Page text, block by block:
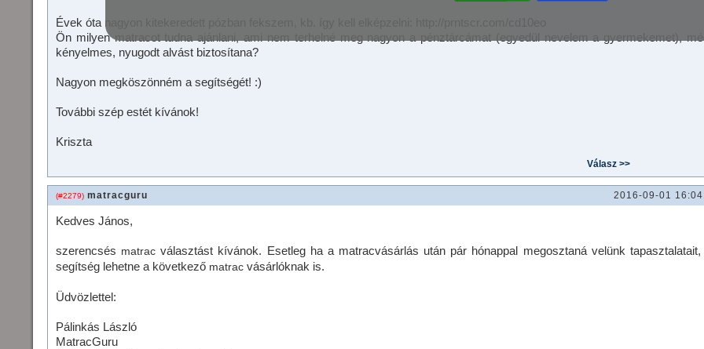
Évek óta nagyon kitekeredett pózban fekszem, kb. így kell elképzelni: http://prntscr.com/cd10eo
Ön milyen matracot tudna ajánlani, ami nem terhelné meg nagyon a pénztárcámat (egyedül nevelem a gyermekemet),
kényelmes, nyugodt alvást biztosítana?
Nagyon megköszönném a segítségét! :)
További szép estét kívánok!
Kriszta
(#2279) matracguru 2016-09-01
Kedves János,
szerencsés matrac választást kívánok. Esetleg ha a matracvásárlás után pár hónappal megosztaná velünk tapasztalatait,
segítség lehetne a következő matrac vásárlóknak is.
Üdvözlettel:
Pálinkás László
MatracGuru